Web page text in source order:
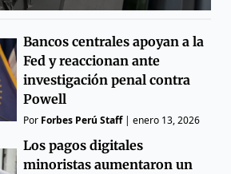
Bancos centrales apoyan a la
Fed y reaccionan ante
investigación penal contra
Powell
Por Forbes Perú Staff|enero 13, 2026
Los pagos digitales
minoristas aumentaron un